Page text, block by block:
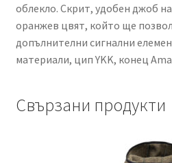
облекло. Скрит, удобен джоб
оранжев цвят, който ще
допълнителни сигнални
материали, цип YKK, конец
Свързани продукти